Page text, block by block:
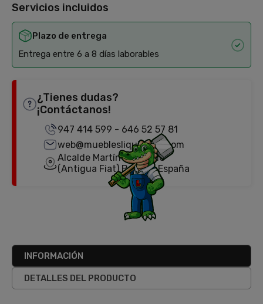
Servicios incluidos
Plazo de entrega
Entrega entre 6 a 8 días laborables
¿Tienes dudas?
¡Contáctanos!
947 414 599 - 646 52 57 81
web@mueblesliquidator.com
Alcalde Martín Cobos, 18
(Antigua Fiat) Burgos, España
INFORMACIÓN
DETALLES DEL PRODUCTO